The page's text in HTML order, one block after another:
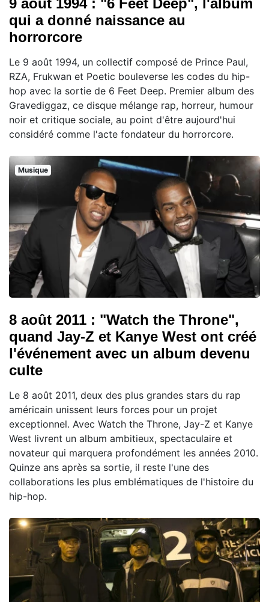
9 août 1994 : "6 Feet Deep", l'album
qui a donné naissance au
horrorcore
Le 9 août 1994, un collectif composé de Prince Paul,
RZA, Frukwan et Poetic bouleverse les codes du hip-
hop avec la sortie de 6 Feet Deep. Premier album des
Gravediggaz, ce disque mélange rap, horreur, humour
noir et critique sociale, au point d'être aujourd'hui
considéré comme l'acte fondateur du horrorcore.
Musique
8 août 2011 : "Watch the Throne",
quand Jay-Z et Kanye West ont créé
l'événement avec un album devenu
culte
Le 8 août 2011, deux des plus grandes stars du rap
américain unissent leurs forces pour un projet
exceptionnel. Avec Watch the Throne, Jay-Z et Kanye
West livrent un album ambitieux, spectaculaire et
novateur qui marquera profondément les années 2010.
Quinze ans après sa sortie, il reste l'une des
collaborations les plus emblématiques de l'histoire du
hip-hop.